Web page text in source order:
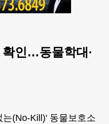
인…동물학대·
(No-Kill)' 동물보호소